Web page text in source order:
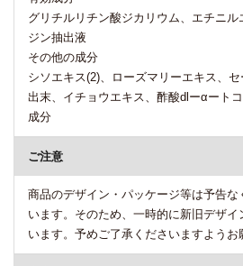
グリチルリチン酸ジカリウム、エチニ
ジン抽出液
その他の成分
シソエキス(2)、ローズマリーエキス、
出末、イチョウエキス、酢酸dlーαート
成分
ご注意
商品のデザイン・パッケージ等は予告
います。そのため、一時的に新旧デザ
います。予めご了承くださいますようお